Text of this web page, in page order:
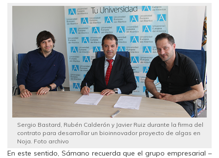
a
)
n
e
v
a
)
a
a
Sergio Bastard, Rubén Calderón y Javier Ruiz durante la firma del
contrato para desarrollar un bioinnovador proyecto de algas en
Noja. Foto archivo
En este sentido, Sámano recuerda que el grupo empresarial –